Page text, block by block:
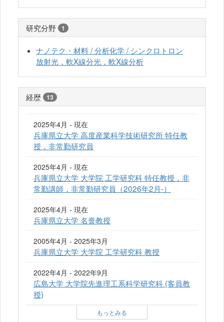
研究分野 1
ナノテク・材料 / 分析化学 / シンクロトロン
放射光，軟X線分光，軟X線分析
経歴 13
2025年4月 - 現在
兵庫県立大学 高度産業科学技術研究所 特任教
授，非常勤研究員
2025年4月 - 現在
兵庫県立大学 大学院 工学研究科 特任教授，非
常勤講師，非常勤研究員（2026年2月-）
2025年4月 - 現在
兵庫県立大学 名誉教授
2005年4月 - 2025年3月
兵庫県立大学 大学院 工学研究科 教授
2022年4月 - 2022年9月
広島大学 大学院先進理工系科学研究科 (客員教
授)
もっとみる